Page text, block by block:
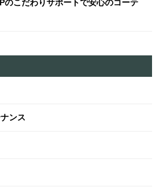
のこだわりサポートで安心のコーテ
ンス